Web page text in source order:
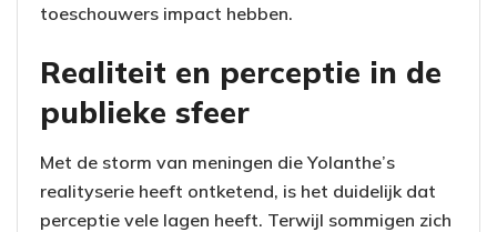
toeschouwers impact hebben.
Realiteit en perceptie in de
publieke sfeer
Met de storm van meningen die Yolanthe’s
realityserie heeft ontketend, is het duidelijk dat
perceptie vele lagen heeft. Terwijl sommigen zich